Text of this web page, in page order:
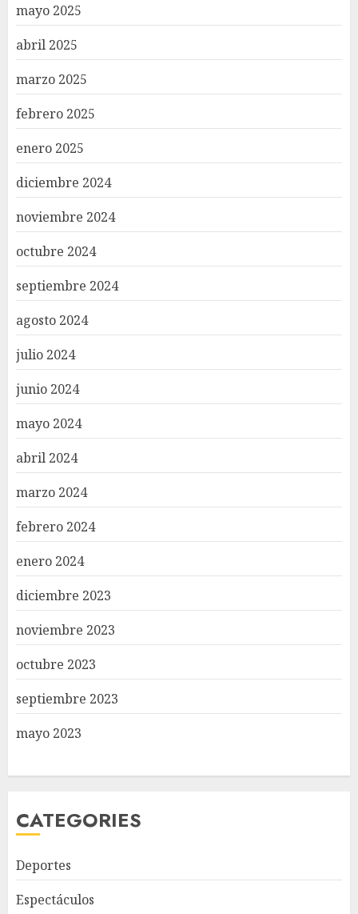
mayo 2025
abril 2025
marzo 2025
febrero 2025
enero 2025
diciembre 2024
noviembre 2024
octubre 2024
septiembre 2024
agosto 2024
julio 2024
junio 2024
mayo 2024
abril 2024
marzo 2024
febrero 2024
enero 2024
diciembre 2023
noviembre 2023
octubre 2023
septiembre 2023
mayo 2023
CATEGORIES
Deportes
Espectáculos